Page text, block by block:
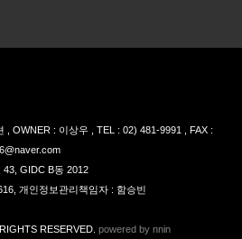
, OWNER : 이상우 , TEL : 02) 481-9991 , FAX :
43, GIDC B동 2012
개인정보관리책임자 : 함승빈
RESERVED. powered by nnin